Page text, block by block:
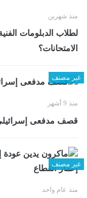
منذ شهرين
لطلاب الدبلومات
الامتحانات؟
غير مصنف
منذ 9 أشهر
قصف مدفعى
غير مصنف
منذ عام واحد